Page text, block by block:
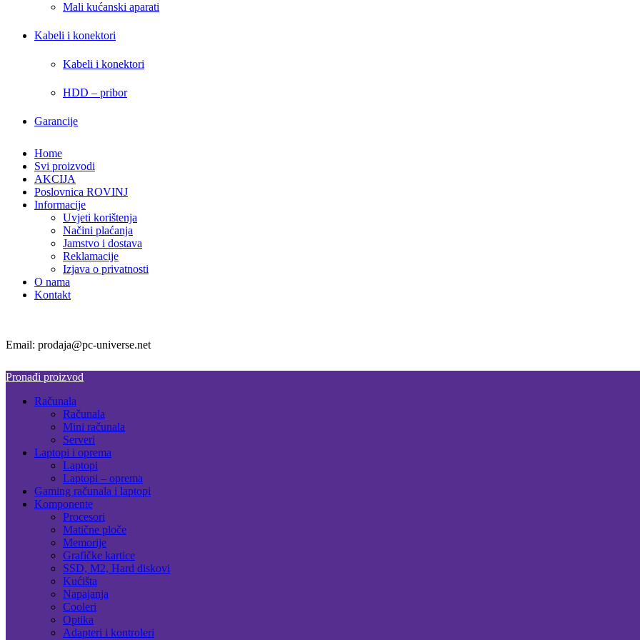
Mali kućanski aparati
Kabeli i konektori
Kabeli i konektori
HDD – pribor
Garancije
Home
Svi proizvodi
AKCIJA
Poslovnica ROVINJ
Informacije
Uvjeti korištenja
Načini plaćanja
Jamstvo i dostava
Reklamacije
Izjava o privatnosti
O nama
Kontakt
Email: prodaja@pc-universe.net
Pronađi proizvod
Računala
Računala
Mini računala
Serveri
Laptopi i oprema
Laptopi
Laptopi – oprema
Gaming računala i laptopi
Komponente
Procesori
Matične ploče
Memorije
Grafičke kartice
SSD, M2, Hard diskovi
Kućišta
Napajanja
Cooleri
Optika
Adapteri i kontroleri